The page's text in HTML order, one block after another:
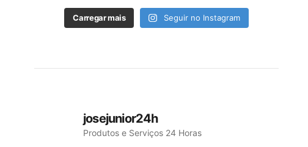
Carregar mais Seguir no Instagram
josejunior24h
Produtos e Serviços 24 Horas